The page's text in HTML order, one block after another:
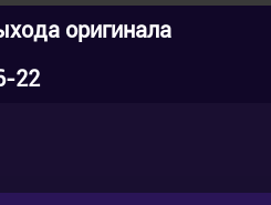
оригинала
22